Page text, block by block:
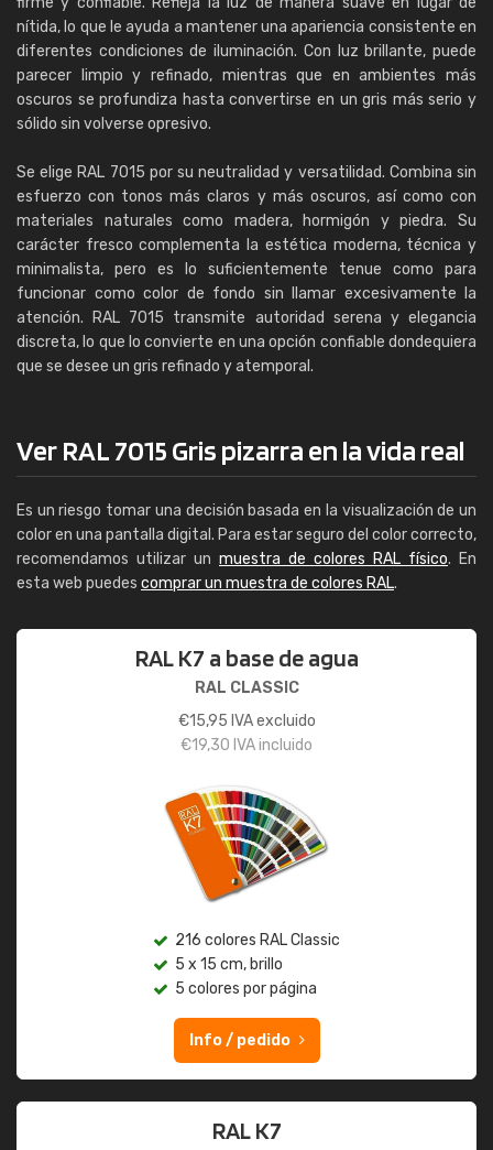
nítida, lo que le ayuda a mantener una apariencia consistente en
diferentes condiciones de iluminación. Con luz brillante, puede
parecer limpio y refinado, mientras que en ambientes más
oscuros se profundiza hasta convertirse en un gris más serio y
sólido sin volverse opresivo.
Se elige RAL 7015 por su neutralidad y versatilidad. Combina sin
esfuerzo con tonos más claros y más oscuros, así como con
materiales naturales como madera, hormigón y piedra. Su
carácter fresco complementa la estética moderna, técnica y
minimalista, pero es lo suficientemente tenue como para
funcionar como color de fondo sin llamar excesivamente la
atención. RAL 7015 transmite autoridad serena y elegancia
discreta, lo que lo convierte en una opción confiable dondequiera
que se desee un gris refinado y atemporal.
Ver RAL 7015 Gris pizarra en la vida real
Es un riesgo tomar una decisión basada en la visualización de un
color en una pantalla digital. Para estar seguro del color correcto,
recomendamos utilizar un muestra de colores RAL físico. En
esta web puedes comprar un muestra de colores RAL.
RAL K7 a base de agua
RAL CLASSIC
€15,95 IVA excluido
€19,30 IVA incluido
216 colores RAL Classic
5 x 15 cm, brillo
5 colores por página
Info / pedido
RAL K7